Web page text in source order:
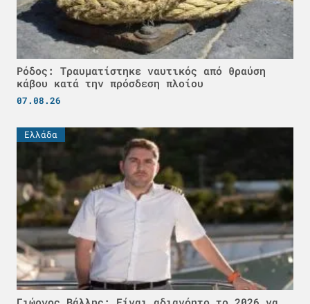
Ρόδος: Τραυματίστηκε ναυτικός από θραύση
κάβου κατά την πρόσδεση πλοίου
07.08.26
Ελλάδα